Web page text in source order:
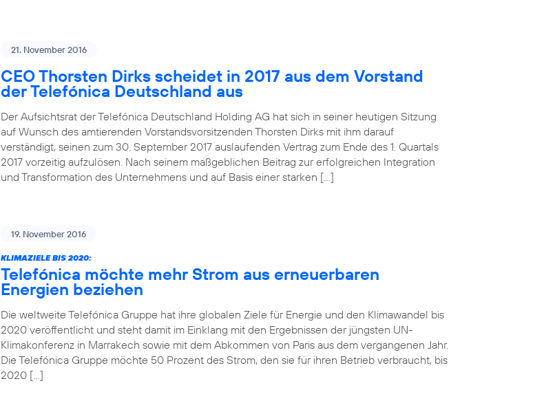
21. November 2016
CEO Thorsten Dirks scheidet in 2017 aus dem Vorstand
der Telefónica Deutschland aus
Der Aufsichtsrat der Telefónica Deutschland Holding AG hat sich in seiner heutigen Sitzung
auf Wunsch des amtierenden Vorstandsvorsitzenden Thorsten Dirks mit ihm darauf
verständigt, seinen zum 30. September 2017 auslaufenden Vertrag zum Ende des 1. Quartals
2017 vorzeitig aufzulösen. Nach seinem maßgeblichen Beitrag zur erfolgreichen Integration
und Transformation des Unternehmens und auf Basis einer starken […]
19. November 2016
KLIMAZIELE BIS 2020:
Telefónica möchte mehr Strom aus erneuerbaren
Energien beziehen
Die weltweite Telefónica Gruppe hat ihre globalen Ziele für Energie und den Klimawandel bis
2020 veröffentlicht und steht damit im Einklang mit den Ergebnissen der jüngsten UN-
Klimakonferenz in Marrakech sowie mit dem Abkommen von Paris aus dem vergangenen Jahr.
Die Telefónica Gruppe möchte 50 Prozent des Strom, den sie für ihren Betrieb verbraucht, bis
2020 […]